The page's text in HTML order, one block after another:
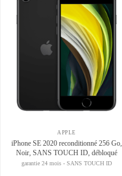
APPLE
iPhone SE 2020 reconditionné 256 Go,
Noir, SANS TOUCH ID, débloqué
garantie 24 mois - SANS TOUCH ID